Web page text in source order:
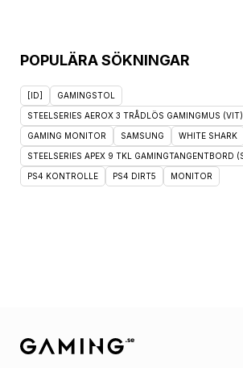
POPULÄRA SÖKNINGAR
[ID] GAMINGSTOL
STEELSERIES AEROX 3 TRÅDLÖS GAMINGMUS (VIT)
GAMING MONITOR SAMSUNG WHITE SHARK
STEELSERIES APEX 9 TKL GAMINGTANGENTBORD
PS4 KONTROLLE PS4 DIRT5 MONITOR